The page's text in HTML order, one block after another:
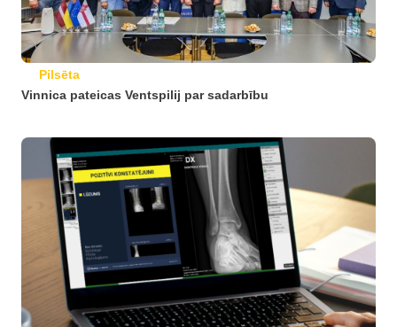
Pilsēta
Vinnica pateicas Ventspilij par sadarbību